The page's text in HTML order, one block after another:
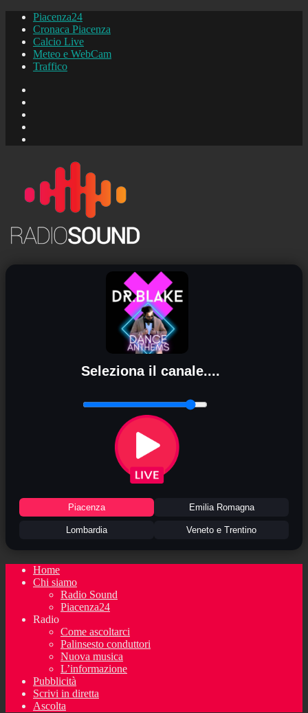
Piacenza24
Cronaca Piacenza
Calcio Live
Meteo e WebCam
Traffico
Seleziona il canale....
Piacenza Emilia Romagna
Lombardia Veneto e Trentino
Home
Chi siamo
Radio Sound
Piacenza24
Radio
Come ascoltarci
Palinsesto conduttori
Nuova musica
L’informazione
Pubblicità
Scrivi in diretta
Ascolta